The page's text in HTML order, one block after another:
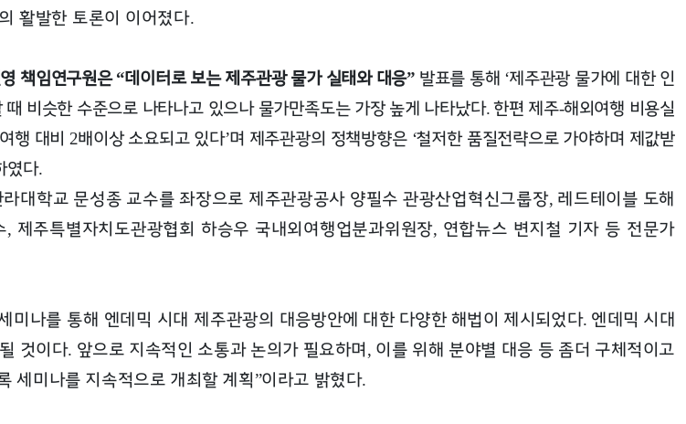
활발한 토론이 이어졌다.
책임연구원은“데이터로 보는 제주관광 물가 실태와 대응” 발표를 통해 ‘제주관광 물가에 대한 인
비슷한 수준으로 나타나고 있으나 물가만족도는 가장 높게 나타났다.한편 제주-해외여행 비용실
행 대비2배이상 소요되고 있다’며 제주관광의 정책방향은 ‘철저한 품질전략으로 가야하며 제값받
였다.
대학교 문성종 교수를 좌장으로 제주관광공사 양필수 관광산업혁신그룹장, 레드테이블 도해
, 제주특별자치도관광협회 하승우 국내외여행업분과위원장, 연합뉴스 변지철 기자 등 전문가
미나를 통해 엔데믹 시대 제주관광의 대응방안에 대한 다양한 해법이 제시되었다. 엔데믹 시대
것이다. 앞으로 지속적인 소통과 논의가 필요하며, 이를 위해 분야별 대응 등 좀더 구체적이고
세미나를 지속적으로 개최할 계획”이라고 밝혔다.